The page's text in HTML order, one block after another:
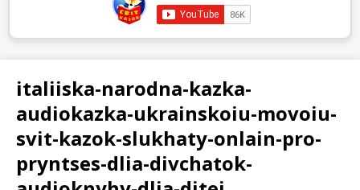
italiiska-narodna-kazka-
audiokazka-ukrainskoiu-movoiu-
svit-kazok-slukhaty-onlain-pro-
pryntses-dlia-divchatok-